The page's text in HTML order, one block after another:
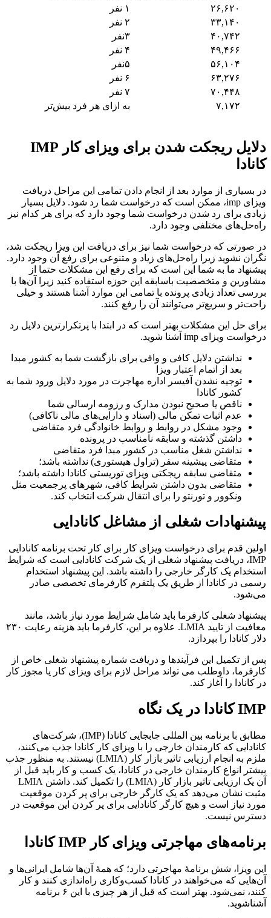
۲۶,۶۲۰
۱ نفر
۳۳,۱۴۰
۲ نفر
۴۰,۷۴۲
۳نفر
۴۹,۴۶۶
۴ نفر
۵۶,۱۰۴
۵نفر
۶۳,۲۷۶
۶ نفر
۷۰,۴۴۸
۷ نفر
۷,۱۷۲
به ازای هر فرد بیش‌تر
دلایل ریجکت شدن برای ویزای کار IMP
کانادا
در بسیاری از موارد بعد از انجام دادن تمامی این مراحل دریافت
ویزای imp، ممکن است که درخواست شما رد شود. دلایل بسیار
زیادی برای رد شدن درخواست شما وجود دارد که برای هر کدام نیز
راه‌حل‌های مختلفی وجود دارد.
در صورتی که درخواست شما نیز برای دریافت این ویزا ریجکت شد،
نگران نشوید زیرا راه‌حل‌های زیاد و متنوعی برای رفع آن وجود دارد.
پیشنهاد ما به شما این است که برای رفع این مشکلات حتما از
مشاورین و متخصصیت باسابقه این حوزه استفاده کنید زیرا آن‌ها با
بررسی تعداد زیادی پرونده با تمامی این موارد آشنا هستند و خیلی
راحت‌تر و سریع‌تر می‌توانند آن را رفع کنند.
برای حل این مشکلات بهتر است که در ابتدا با پرتکرارترین دلایل رد
درخواست ویزای imp آشنا شوید.
نداشتن دلایل کافی و وافی برای بازگشت شما به کشور مبدا
بعد از اتمام اعتبار ویزا
توجیه نشدن آفیسر اداره مهاجرت در مورد دلایل ورود شما به
کشور کانادا
ناقص یا صحیح نبودن مدارک و رزومه ارسالی شما
عدم اثبات تمکن مالی (اسناد و دارایی‌های مالی ناکافی)
وجود مشکل در روابط و روابط خانوادگی فرد متقاضی
داشتن گذشته و سابقه نامناسب در پرونده
نداشتن شغل مناسب در کشور مبدا فرد متقاضی
متقاضی پیشینه سفر (تراول هیستوری) نداشته باشد؛
متقاضی سابقه ریجکتی ویزای توریستی کانادا داشته باشد؛
متقاضی بدون داشتن شرایط کافی، شهرهای پرجمعیت مثل
ونکوور و تورنتو را برای انتقال شرکت انتخاب کند.
پیشنهادات شغلی از مشاغل کانادایی
اولین قدم برای درخواست ویزای کار برای کار تحت برنامه کانادایی
IMP، دریافت پیشنهاد شغلی از یک شرکت کانادایی است که شرایط
استخدام یک کارگر خارجی را داشته باشد. این پیشنهاد استخدام
رسمی در کانادا از طریق یک پلتفرم کارفرمای تخصصی صادر
می‌شود.
پیشنهاد شغلی کارفرما باید شامل شرایط مورد نیاز باشد، مانند
معافیت از تایید LMIA. علاوه بر این، کارفرما باید هزینه رعایت ۲۳۰
دلار کانادا را بپردازد.
پس از تکمیل این فرآیندها و دریافت شماره پیشنهاد شغلی خاص از
کارفرما، داوطلب می تواند مراحل لازم برای ویزای کار یا مجوز کار
در کانادا را آغاز کند.
IMP کانادا در یک نگاه
مطابق با برنامه بین المللی جابجایی کانادا (IMP)، شرکت‌های
کانادایی که کارمندان خارجی را با ویزای کار کانادا جذب می‌کنند،
ملزم به انجام ارزیابی تاثیر بازار کار (LMIA) نیستند. به منظور جذب
بیشتر انواع کارمندان خارجی در کانادا، یک کسب و کار باید قبل از
آن یک ارزیابی تاثیر بازار کار (LMIA) را تکمیل کند. داشتن LMIA
مثبت نشان می‌دهد که یک کارگر خارجی برای پر کردن موقعیت
مورد نیاز است و هیچ کارگر کانادایی برای پر کردن این موقعیت در
دسترس نیست.
برنامه‌های مهاجرتی ویزای کار IMP کانادا
این ویزا، شش برنامۀ مهاجرتی دارد؛ که همۀ آن‌ها شامل ایرانی‌ها و
آن‌هایی که می‌خواهند در کانادا کسب‌وکاری راه‌اندازی کنند و کار
کنند، نمی‌شود. بهتر است که قبل از هر چیزی با این ۶ برنامه
آشناشوید.